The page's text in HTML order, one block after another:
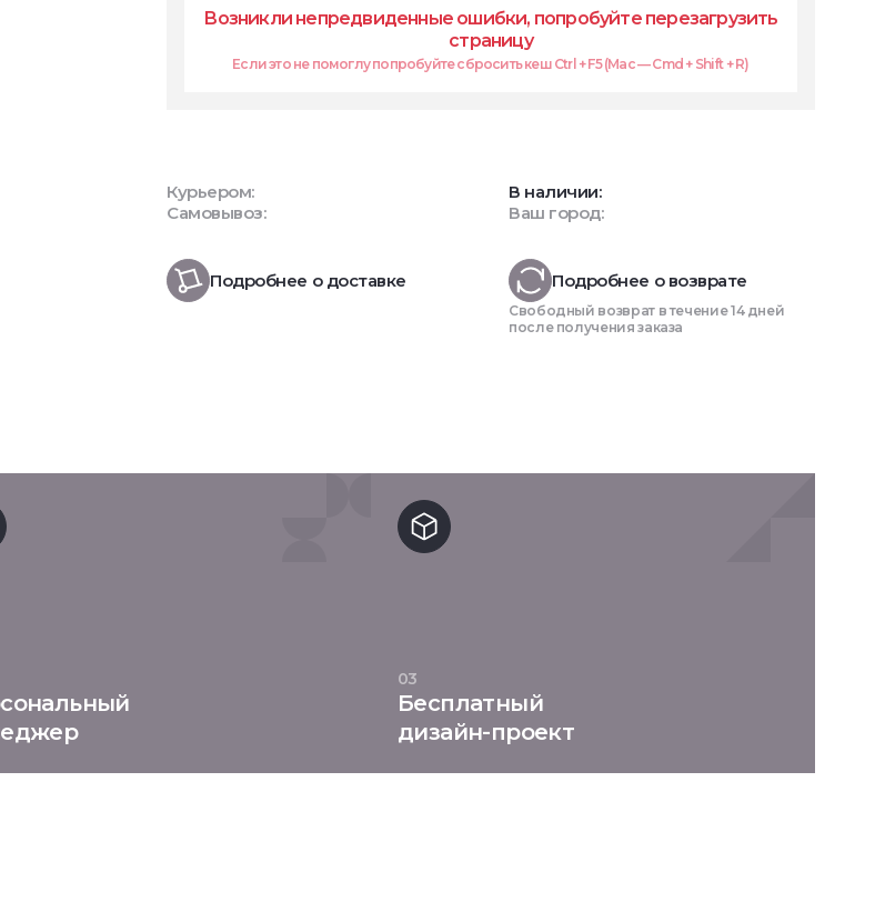
Возникли непредвиденные ошибки, попробуйте перезагрузить
страницу
Если это не помоглу попробуйте сбросить кеш Ctrl + F5 (Mac — Cmd + Shift + R)
Курьером:
Самовывоз:
В наличии:
Ваш город:
Подробнее о доставке Подробнее о возврате
Свободный возврат в течение 14 дней
после получения заказа
03
Бесплатный
дизайн-проект